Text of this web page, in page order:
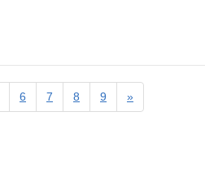
6 7 8 9 »